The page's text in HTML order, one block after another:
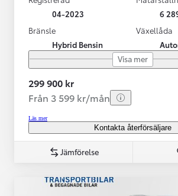
04-2023
6
Bränsle
Hybrid Bensin
Växellåda
Visa mer
299 900 kr
Från 3 599 kr/mån
Läs mer
Kontakta återförsäljare
Jämförelse